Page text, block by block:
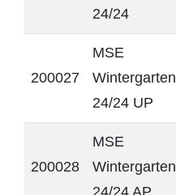
24/24
200027
MSE
Wintergarten
24/24 UP
200028
MSE
Wintergarten
24/24 AP